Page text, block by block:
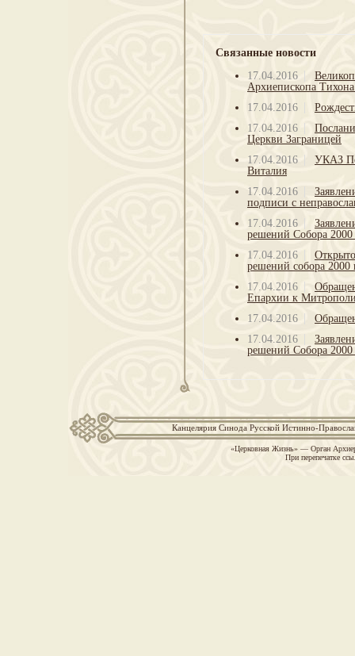
Связанные новости
17.04.2016
Архиепископа
17.04.2016
17.04.2016
Церкви Заграницей
17.04.2016
УКАЗ
Виталия
17.04.2016
подписи с
17.04.2016
решений Собора 2000
17.04.2016
решений собора 2000
17.04.2016
Епархии к
17.04.2016
17.04.2016
решений Собора 2000
Канцелярия Синода Русской Истинно-
«Церковная Жизнь» — Орган
При перепечатке